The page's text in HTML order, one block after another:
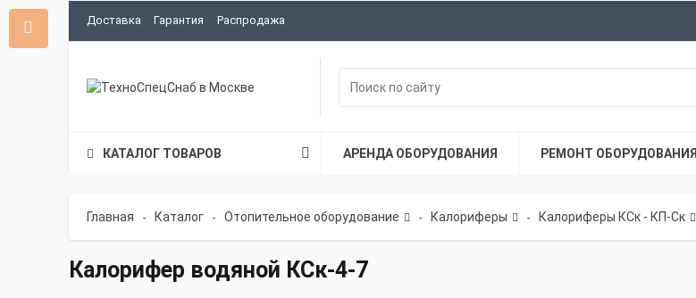
Доставка Гарантия Распродажа
КАТАЛОГ ТОВАРОВ АРЕНДА ОБОРУДОВАНИЯ РЕМОНТ ОБОРУДОВАНИЯ
Главная - Каталог - Отопительное оборудование - Калориферы - Калориферы КСк - КП-Ск
Калорифер водяной КСк-4-7